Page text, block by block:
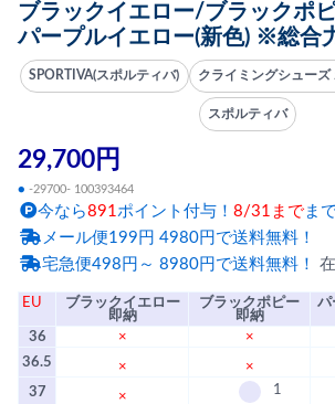
ブラックイエロー/ブラックポ
パープルイエロー(新色) ※総合
SPORTIVA(スポルティバ) クライミングシュー
スポルティバ
29,700円
● -29700- 100393464
今なら891 ポイント付与！ 8/31まで ま
メール便199円 4980円で送料無料！
宅急便498円～ 8980円で送料無料！
EU
ブラックイエロー
即納
ブラックポピー
即納
パ
36
× ×
36.5
× ×
37 × 1